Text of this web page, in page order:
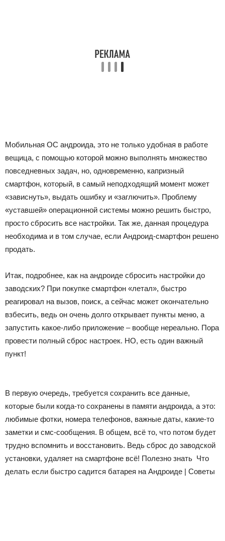
Мобильная ОС андроида, это не только удобная в работе
вещица, с помощью которой можно выполнять множество
повседневных задач, но, одновременно, капризный
смартфон, который, в самый неподходящий момент может
«зависнуть», выдать ошибку и «заглючить». Проблему
«уставшей» операционной системы можно решить быстро,
просто сбросить все настройки. Так же, данная процедура
необходима и в том случае, если Андроид-смартфон решено
продать.
Итак, подробнее, как на андроиде сбросить настройки до
заводских? При покупке смартфон «летал», быстро
реагировал на вызов, поиск, а сейчас может окончательно
взбесить, ведь он очень долго открывает пункты меню, а
запустить какое-либо приложение – вообще нереально. Пора
провести полный сброс настроек. НО, есть один важный
пункт!
В первую очередь, требуется сохранить все данные,
которые были когда-то сохранены в памяти андроида, а это:
любимые фотки, номера телефонов, важные даты, какие-то
заметки и смс-сообщения. В общем, всё то, что потом будет
трудно вспомнить и восстановить. Ведь сброс до заводской
установки, удаляет на смартфоне всё! Полезно знать Что
делать если быстро садится батарея на Андроиде | Советы